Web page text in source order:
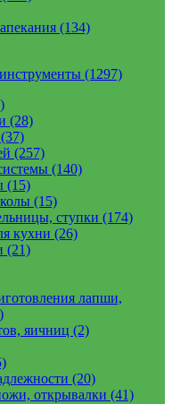
(134)
(1297)
(28)
(257)
(140)
(15)
(15)
ступки (174)
кухни (26)
(21)
лапши,
яичниц (2)
(20)
открывалки (41)